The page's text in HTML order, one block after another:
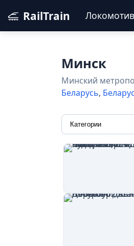
RailTrain
Минск
Минский
Беларусь,